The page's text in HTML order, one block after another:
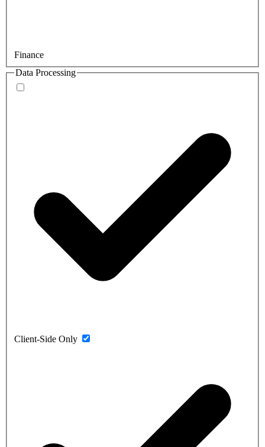
Finance
Data Processing
Client-Side Only